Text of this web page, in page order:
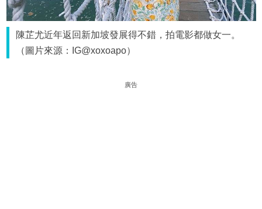
陳芷尤近年返回新加坡發展得不錯，拍電影都做女一。
（圖片來源：IG@xoxoapo）
廣告